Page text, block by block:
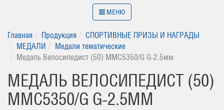
МЕНЮ
Главная Продукция
СПОРТИВНЫЕ ПРИЗЫ И НАГРАДЫ
МЕДАЛИ
Медали тематические
Медаль Велосипедист (50) MMC5350/G G-2.5мм
МЕДАЛЬ ВЕЛОСИПЕДИСТ (50)
MMC5350/G G-2.5ММ